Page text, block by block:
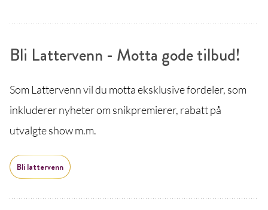
Bli Lattervenn - Motta gode tilbud!
Som Lattervenn vil du motta eksklusive fordeler, som
inkluderer nyheter om snikpremierer, rabatt på
utvalgte show m.m.
Bli lattervenn